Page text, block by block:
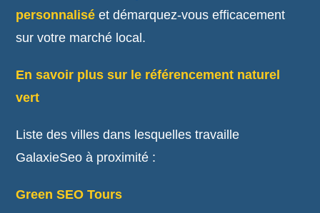
personnalisé et démarquez-vous efficacement
sur votre marché local.
En savoir plus sur le référencement naturel
vert
Liste des villes dans lesquelles travaille
GalaxieSeo à proximité :
Green SEO Tours